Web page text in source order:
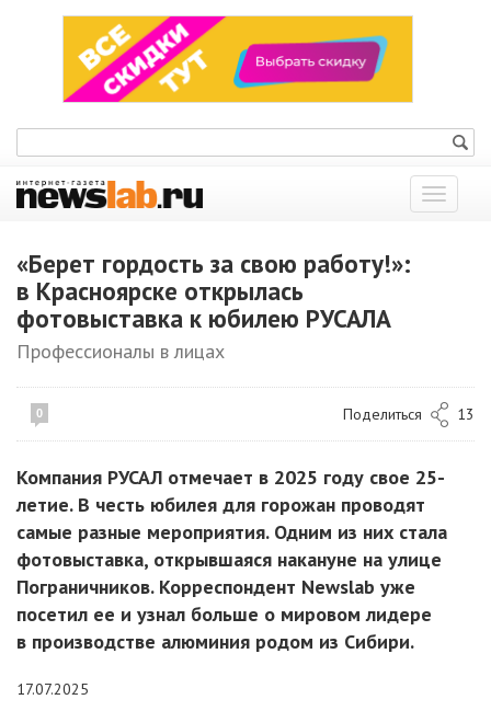
Показать
меню
«Берет гордость за свою работу!»:
в Красноярске открылась
фотовыставка к юбилею РУСАЛА
Профессионалы в лицах
0 Поделиться 13
Компания РУСАЛ отмечает в 2025 году свое 25-
летие. В честь юбилея для горожан проводят
самые разные мероприятия. Одним из них стала
фотовыставка, открывшаяся накануне на улице
Пограничников. Корреспондент Newslab уже
посетил ее и узнал больше о мировом лидере
в производстве алюминия родом из Сибири.
17.07.2025